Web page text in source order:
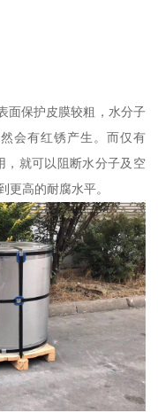
面保护皮膜较粗，水分子
会有红锈产生。而仅有
，就可以阻断水分子及空
更高的耐腐水平。